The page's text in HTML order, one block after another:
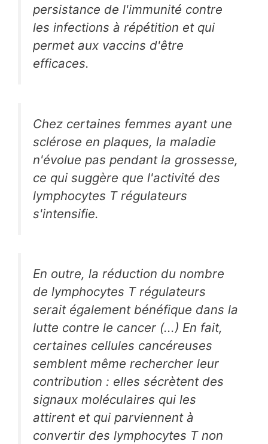
persistance de l'immunité contre
les infections à répétition et qui
permet aux vaccins d'être
efficaces.
Chez certaines femmes ayant une
sclérose en plaques, la maladie
n'évolue pas pendant la grossesse,
ce qui suggère que l'activité des
lymphocytes T régulateurs
s'intensifie.
En outre, la réduction du nombre
de lymphocytes T régulateurs
serait également bénéfique dans la
lutte contre le cancer (...) En fait,
certaines cellules cancéreuses
semblent même rechercher leur
contribution : elles sécrètent des
signaux moléculaires qui les
attirent et qui parviennent à
convertir des lymphocytes T non